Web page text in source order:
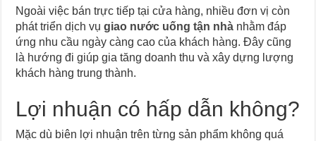
Ngoài việc bán trực tiếp tại cửa hàng, nhiều đơn vị còn
phát triển dịch vụgiao nước uống tận nhà nhằm đáp
ứng nhu cầu ngày càng cao của khách hàng. Đây cũng
là hướng đi giúp gia tăng doanh thu và xây dựng lượng
khách hàng trung thành.
Lợi nhuận có hấp dẫn không?
Mặc dù biên lợi nhuận trên từng sản phẩm không quá